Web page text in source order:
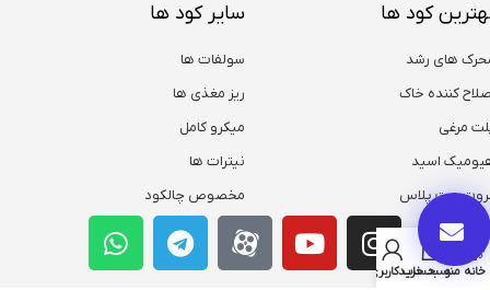
کود ها
های رشد
کننده خاک
مرغی
اسید
ست پلاس
سایر کود ها
سولفات ها
ریز مغذی ها
میکرو کامل
نیترات ها
مخصوص چالکود
خانه منوسبد خرید
حساب کاربری من